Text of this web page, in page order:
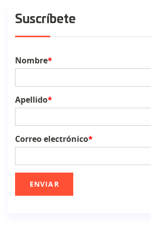
Suscríbete
Nombre*
Apellido*
Correo electrónico*